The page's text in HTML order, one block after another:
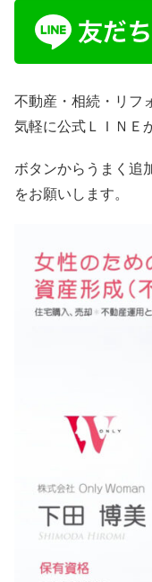
不動産・相続・リフ
気軽に公式ＬＩＮＥ
ボタンからうまく追
をお願いします。